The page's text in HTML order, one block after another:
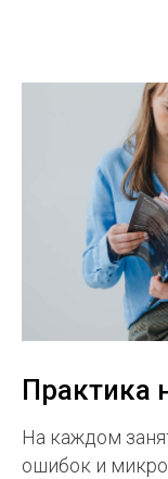
Практика
На каждом
ошибок и